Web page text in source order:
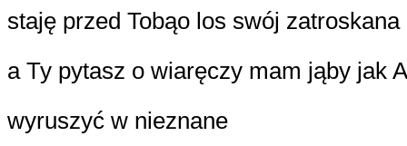
staję przed Tobąo los swój zatroskana
a Ty pytasz o wiaręczy mam jąby jak
wyruszyć w nieznane